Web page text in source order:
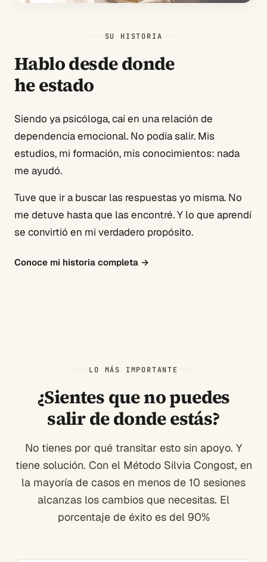
SU HISTORIA
Hablo desde donde
he estado
Siendo ya psicóloga, caí en una relación de
dependencia emocional. No podía salir. Mis
estudios, mi formación, mis conocimientos: nada
me ayudó.
Tuve que ir a buscar las respuestas yo misma. No
me detuve hasta que las encontré. Y lo que aprendí
se convirtió en mi verdadero propósito.
Conoce mi historia completa →
LO MÁS IMPORTANTE
¿Sientes que no puedes
salir de donde estás?
No tienes por qué transitar esto sin apoyo. Y
tiene solución. Con el Método Silvia Congost, en
la mayoría de casos en menos de 10 sesiones
alcanzas los cambios que necesitas. El
porcentaje de éxito es del 90%